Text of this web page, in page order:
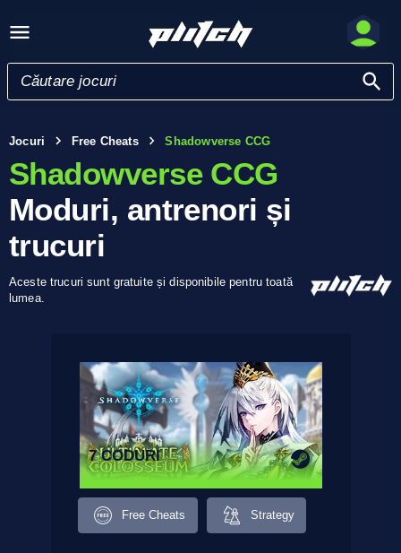
Jocuri Free Cheats Shadowverse CCG
Shadowverse CCG
Moduri, antrenori și
trucuri
Aceste trucuri sunt gratuite și disponibile pentru toată
lumea.
7 CODURI
Free Cheats Strategy